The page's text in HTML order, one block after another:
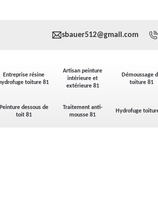
Entreprise résine
hydrofuge toiture 81
Artisan peinture
intérieure et
extérieure 81
Démoussage
toiture 81
Peinture dessous de
toit 81
Traitement anti-
mousse 81
Hydrofuge
sbauer512@gmail.com